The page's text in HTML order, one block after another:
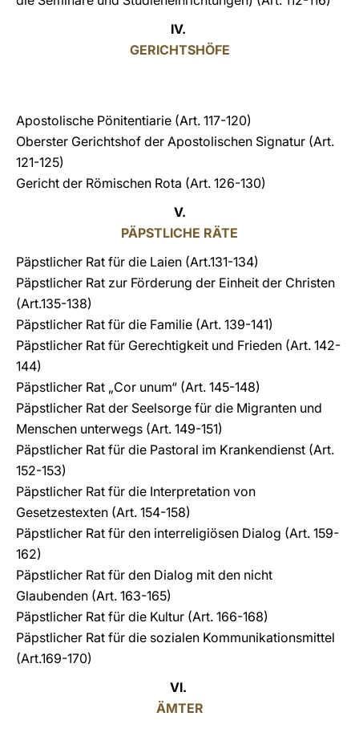
IV.
GERICHTSHÖFE
Apostolische Pönitentiarie (Art. 117-120)
Oberster Gerichtshof der Apostolischen Signatur (Art.
121-125)
Gericht der Römischen Rota (Art. 126-130)
V.
PÄPSTLICHE RÄTE
Päpstlicher Rat für die Laien (Art.131-134)
Päpstlicher Rat zur Förderung der Einheit der Christen
(Art.135-138)
Päpstlicher Rat für die Familie (Art. 139-141)
Päpstlicher Rat für Gerechtigkeit und Frieden (Art. 142-
144)
Päpstlicher Rat „Cor unum“ (Art. 145-148)
Päpstlicher Rat der Seelsorge für die Migranten und
Menschen unterwegs (Art. 149-151)
Päpstlicher Rat für die Pastoral im Krankendienst (Art.
152-153)
Päpstlicher Rat für die Interpretation von
Gesetzestexten (Art. 154-158)
Päpstlicher Rat für den interreligiösen Dialog (Art. 159-
162)
Päpstlicher Rat für den Dialog mit den nicht
Glaubenden (Art. 163-165)
Päpstlicher Rat für die Kultur (Art. 166-168)
Päpstlicher Rat für die sozialen Kommunikationsmittel
(Art.169-170)
VI.
ÄMTER